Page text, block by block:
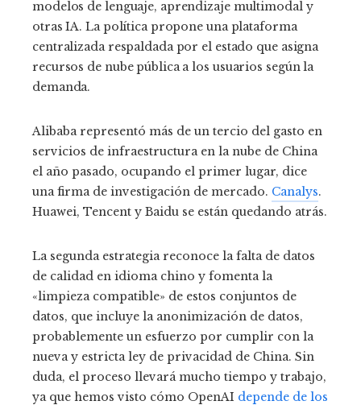
modelos de lenguaje, aprendizaje multimodal y
otras IA. La política propone una plataforma
centralizada respaldada por el estado que asigna
recursos de nube pública a los usuarios según la
demanda.
Alibaba representó más de un tercio del gasto en
servicios de infraestructura en la nube de China
el año pasado, ocupando el primer lugar, dice
una firma de investigación de mercado. Canalys.
Huawei, Tencent y Baidu se están quedando atrás.
La segunda estrategia reconoce la falta de datos
de calidad en idioma chino y fomenta la
«limpieza compatible» de estos conjuntos de
datos, que incluye la anonimización de datos,
probablemente un esfuerzo por cumplir con la
nueva y estricta ley de privacidad de China. Sin
duda, el proceso llevará mucho tiempo y trabajo,
ya que hemos visto cómo OpenAI depende de los